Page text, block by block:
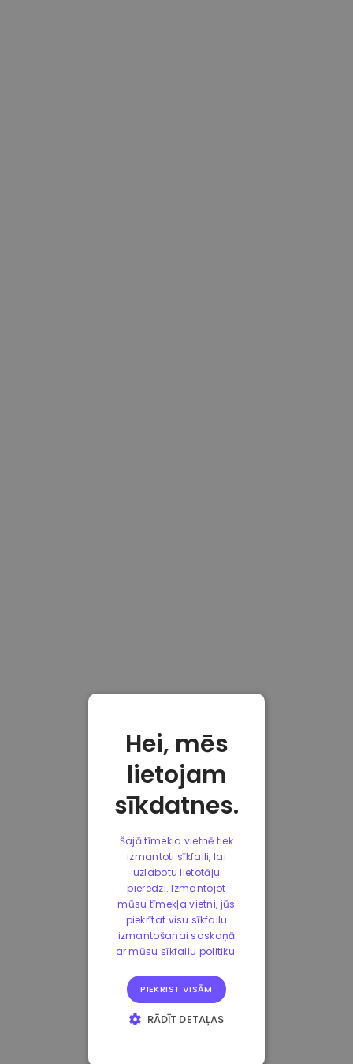
Hei, mēs
lietojam
sīkdatnes.
Šajā tīmekļa vietnē tiek
izmantoti sīkfaili, lai
uzlabotu lietotāju
pieredzi. Izmantojot
mūsu tīmekļa vietni, jūs
piekrītat visu sīkfailu
izmantošanai saskaņā
ar mūsu sīkfailu politiku.
PIEKRIST VISĀM
RĀDĪT DETAĻAS